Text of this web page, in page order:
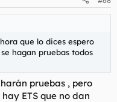
que lo dices espero
hagan pruebas todos
pruebas , pero
ETS que no dan